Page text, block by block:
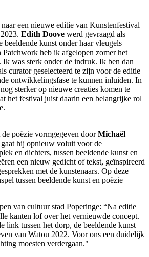
een nieuwe editie van Kunstenfestival
Edith Doove werd gevraagd als
beeldende kunst onder haar vleugels
heb ik afgelopen zomer het
Ik was sterk onder de indruk. Ik ben dan
curator geselecteerd te zijn voor de editie
ontwikkelingsfase te kunnen inluiden. In
sterker op nieuwe creaties komen te
het festival juist daarin een belangrijke rol
poëzie vormgegeven door Michaël
hij opnieuw voluit voor de
en dichters, tussen beeldende kunst en
een nieuw gedicht of tekst, geïnspireerd
met de kunstenaars. Op deze
tussen beeldende kunst en poëzie
van cultuur stad Poperinge: “Na editie
kanten lof over het vernieuwde concept.
link tussen het dorp, de beeldende kunst
van Watou 2022. Voor ons een duidelijk
moesten verdergaan."